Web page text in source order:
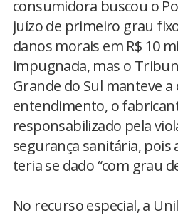
consumidora buscou o
juízo de primeiro grau
danos morais em R$ 10
impugnada, mas o
Grande do Sul manteve a
entendimento, o
responsabilizado pela
segurança sanitária, pois
teria se dado “com grau
No recurso especial, a